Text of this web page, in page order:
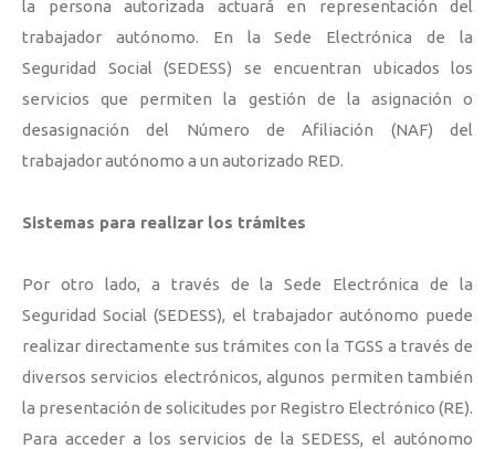
la persona autorizada actuará en representación del
trabajador autónomo. En la Sede Electrónica de la
Seguridad Social (SEDESS) se encuentran ubicados los
servicios que permiten la gestión de la asignación o
desasignación del Número de Afiliación (NAF) del
trabajador autónomo a un autorizado RED.
Sistemas para realizar los trámites
Por otro lado, a través de la Sede Electrónica de la
Seguridad Social (SEDESS), el trabajador autónomo puede
realizar directamente sus trámites con la TGSS a través de
diversos servicios electrónicos, algunos permiten también
la presentación de solicitudes por Registro Electrónico (RE).
Para acceder a los servicios de la SEDESS, el autónomo